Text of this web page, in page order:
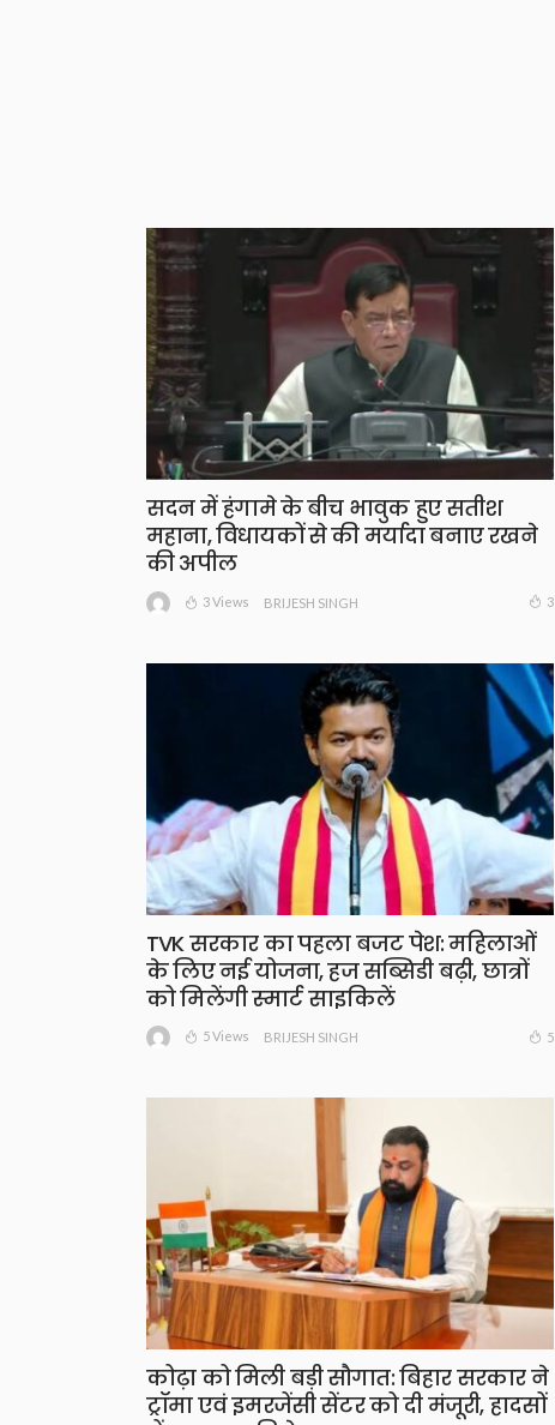
सदन में हंगामे के बीच भावुक हुए सतीश
महाना, विधायकों से की मर्यादा बनाए रखने
की अपील
3 Views BRIJESH SINGH 3
TVK सरकार का पहला बजट पेश: महिलाओं
के लिए नई योजना, हज सब्सिडी बढ़ी, छात्रों
को मिलेंगी स्मार्ट साइकिलें
5 Views BRIJESH SINGH 5
कोढ़ा को मिली बड़ी सौगात: बिहार सरकार ने
ट्रॉमा एवं इमरजेंसी सेंटर को दी मंजूरी, हादसों